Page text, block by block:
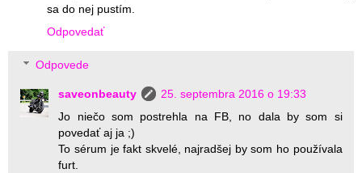
sa do nej pustím.
Odpovedať
Odpovede
saveonbeauty
25. septembra 2016 o 19:33
Jo niečo som postrehla na FB, no dala by som si
povedať aj ja ;)
To sérum je fakt skvelé, najradšej by som ho používala
furt.